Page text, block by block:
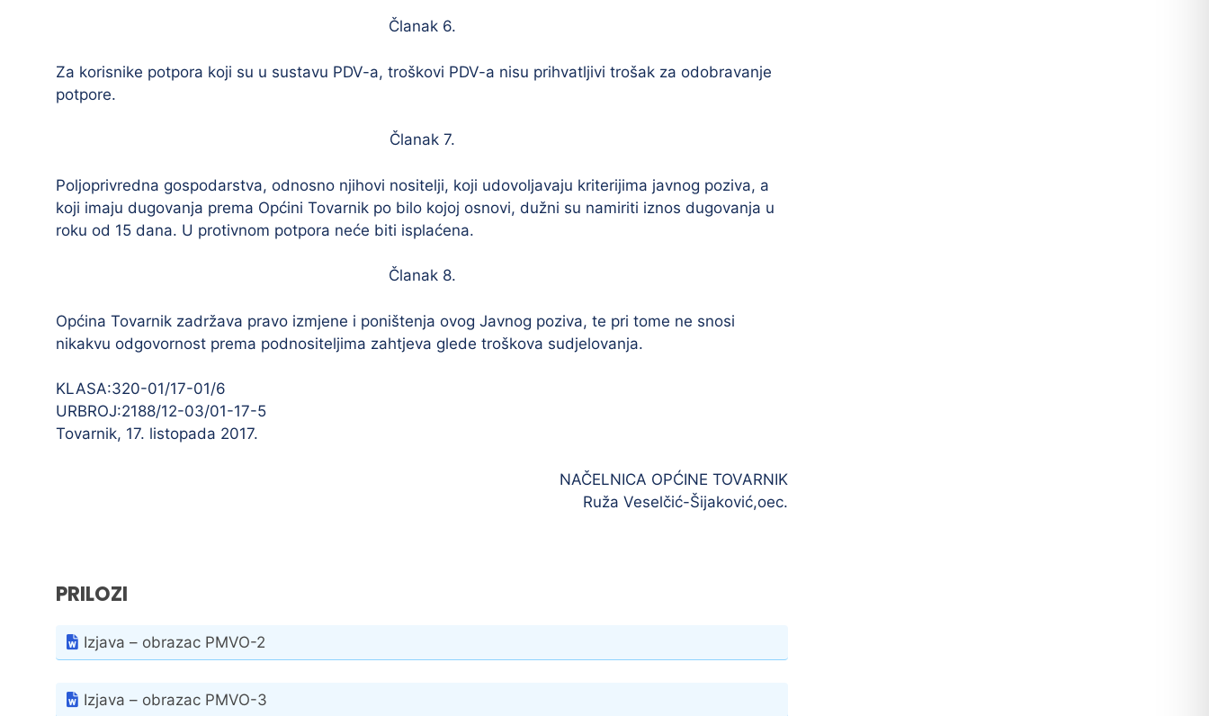
Članak 6.
Za korisnike potpora koji su u sustavu PDV-a, troškovi PDV-a nisu prihvatljivi trošak za odobravanje
potpore.
Članak 7.
Poljoprivredna gospodarstva, odnosno njihovi nositelji, koji udovoljavaju kriterijima javnog poziva, a
koji imaju dugovanja prema Općini Tovarnik po bilo kojoj osnovi, dužni su namiriti iznos dugovanja u
roku od 15 dana. U protivnom potpora neće biti isplaćena.
Članak 8.
Općina Tovarnik zadržava pravo izmjene i poništenja ovog Javnog poziva, te pri tome ne snosi
nikakvu odgovornost prema podnositeljima zahtjeva glede troškova sudjelovanja.
KLASA:320-01/17-01/6
URBROJ:2188/12-03/01-17-5
Tovarnik, 17. listopada 2017.
NAČELNICA OPĆINE TOVARNIK
Ruža Veselčić-Šijaković,oec.
PRILOZI
Izjava – obrazac PMVO-2
Izjava – obrazac PMVO-3